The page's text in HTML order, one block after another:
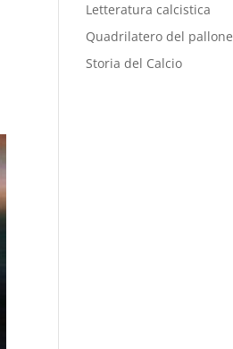
Letteratura calcistica
Quadrilatero del pallone
Storia del Calcio